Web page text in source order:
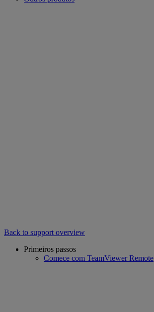
Back to support overview
Primeiros passos
Comece com TeamViewer Remote